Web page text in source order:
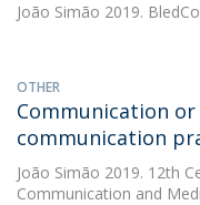
João Simão 2019.
OTHER
Communication
communication
João Simão 2019. 12th
Communication and